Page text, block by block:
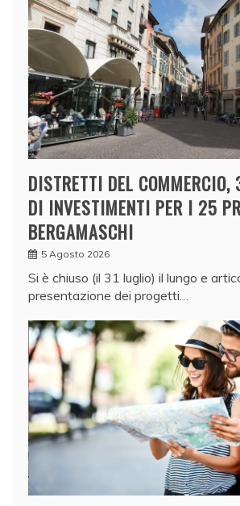
DISTRETTI DEL
DI INVESTIMENTI PER I 25
BERGAMASCHI
5 Agosto 2026
Si è chiuso (il 31 luglio) il lungo e
presentazione dei progetti…